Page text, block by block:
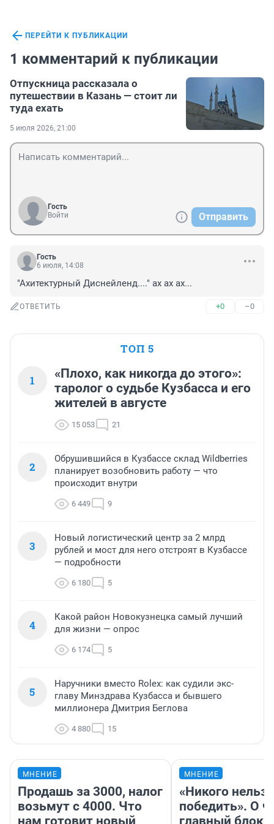
ПЕРЕЙТИ К ПУБЛИКАЦИИ
1 комментарий к публикации
Отпускница рассказала о
путешествии в Казань — стоит ли
туда ехать
5 июля 2026, 21:00
Гость
Войти
Отправить
Гость
6 июля, 14:08
"Ахитектурный Диснейленд...." ах ах ах...
ОТВЕТИТЬ +0 –0
ТОП 5
1
«Плохо, как никогда до этого»:
таролог о судьбе Кузбасса и его
жителей в августе
15 053 21
2
Обрушившийся в Кузбассе склад Wildberries
планирует возобновить работу — что
происходит внутри
6 449 9
3
Новый логистический центр за 2 млрд
рублей и мост для него отстроят в Кузбассе
— подробности
6 180 5
4
Какой район Новокузнецка самый лучший
для жизни — опрос
6 174 5
5
Наручники вместо Rolex: как судили экс-
главу Минздрава Кузбасса и бывшего
миллионера Дмитрия Беглова
4 880 15
МНЕНИЕ
Продашь за 3000, налог
возьмут с 4000. Что
нам готовит новый
МНЕНИЕ
«Никого нельзя
победить». О
главный